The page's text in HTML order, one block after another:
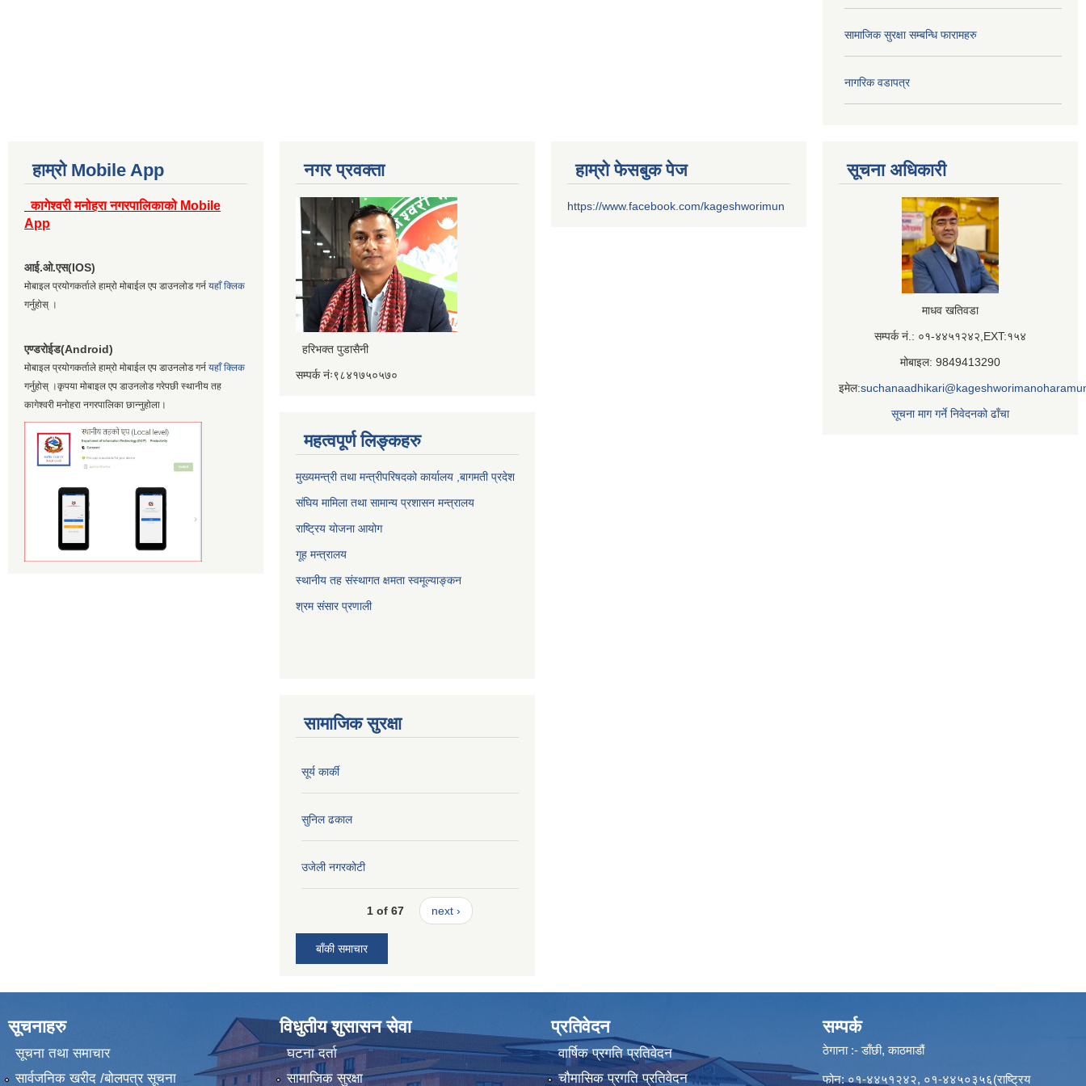
सामाजिक सुरक्षा सम्बन्धि फारामहरु
नागरिक वडापत्र
हाम्रो Mobile App
कागेश्वरी मनोहरा नगरपालिकाको Mobile
App
आई.ओ.एस(IOS)
मोबाइल प्रयोगकर्ताले हाम्रो मोबाईल एप डाउनलोड गर्न यहाँ क्लिक
गर्नुहोस् ।
एण्डरोईड(Android)
मोबाइल प्रयोगकर्ताले हाम्रो मोबाईल एप डाउनलोड गर्न यहाँ क्लिक
गर्नुहोस् ।कृपया मोबाइल एप डाउनलोड गरेपछी स्थानीय तह
कागेश्वरी मनोहरा नगरपालिका छान्नुहोला।
नगर प्रवक्ता
हरिभक्त पुडासैनी
सम्पर्क नंः९८४१७५०५७०
महत्वपूर्ण लिङ्कहरु
मुख्यमन्त्री तथा मन्त्रीपरिषदको कार्यालय ,बागमती प्रदेश
संघिय मामिला तथा सामान्य प्रशासन मन्त्रालय
राष्ट्रिय योजना आयोग
गूह मन्त्रालय
स्थानीय तह संस्थागत क्षमता स्वमूल्याङ्कन
श्रम संसार प्रणाली
सामाजिक सुरक्षा
सूर्य कार्की
सुनिल ढकाल
उजेली नगरकोटी
1 of 67 next ›
बाँकी समाचार
हाम्रो फेसबुक पेज
https://www.facebook.com/kageshworimun
सूचना अधिकारी
माधव खतिवडा
सम्पर्क नं.: ०१-४४५१२४२,EXT:१५४
मोबाइल: 9849413290
इमेल:
सूचना माग गर्ने निवेदनको ढाँचा
सूचनाहरु
सूचना तथा समाचार
सार्वजनिक खरीद /बोलपत्र सूचना
विधुतीय शुसासन सेवा
घटना दर्ता
सामाजिक सुरक्षा
प्रतिवेदन
वार्षिक प्रगति प्रतिवेदन
चौमासिक प्रगति प्रतिवेदन
सम्पर्क
ठेगाना :- डाँछी, काठमाडौं
फोन: ०१-४४५१२४२, ०१-४४५०३५६(राष्ट्रिय